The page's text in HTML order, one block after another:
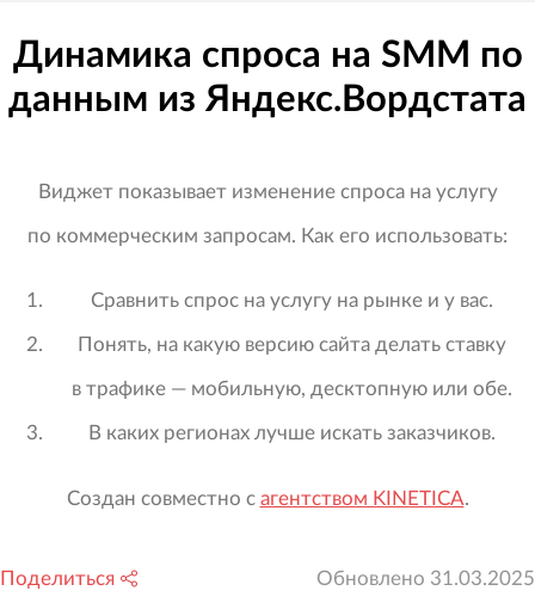
Динамика спроса на SMM по
данным из Яндекс.Вордстата
Виджет показывает изменение спроса на услугу
по коммерческим запросам. Как его использовать:
Сравнить спрос на услугу на рынке и у вас.
Понять, на какую версию сайта делать ставку
в трафике — мобильную, десктопную или обе.
В каких регионах лучше искать заказчиков.
Создан совместно с агентством KINETICA.
Поделиться Обновлено 31.03.2025